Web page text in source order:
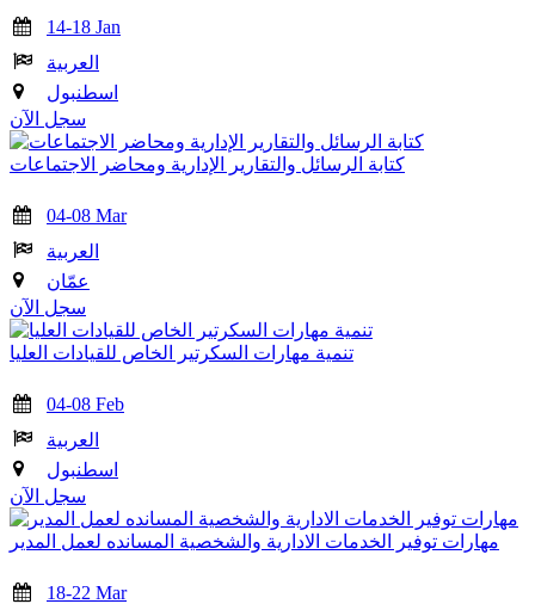
14-18 Jan
العربية
اسطنبول
سجل الآن
كتابة الرسائل والتقارير الإدارية ومحاضر الاجتماعات
04-08 Mar
العربية
عمّان
سجل الآن
تنمية مهارات السكرتير الخاص للقيادات العليا
04-08 Feb
العربية
اسطنبول
سجل الآن
مهارات توفير الخدمات الادارية والشخصية المسانده لعمل المدير
18-22 Mar